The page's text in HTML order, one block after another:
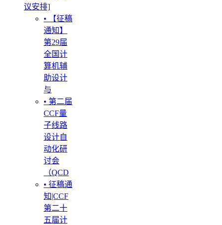
议安排]
• 【征稿
通知】
第29届
全国计
算机辅
助设计
与
• 第二届
CCF量
子线路
设计自
动化研
讨会
（QCD
• 征稿通
知|CCF
第二十
五届计